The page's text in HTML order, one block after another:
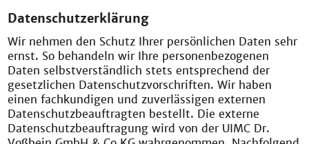
Datenschutzerklärung
Wir nehmen den Schutz Ihrer persönlichen Daten sehr
ernst. So behandeln wir Ihre personenbezogenen
Daten selbstverständlich stets entsprechend der
gesetzlichen Datenschutzvorschriften. Wir haben
einen fachkundigen und zuverlässigen externen
Datenschutzbeauftragten bestellt. Die externe
Datenschutzbeauftragung wird von der UIMC Dr.